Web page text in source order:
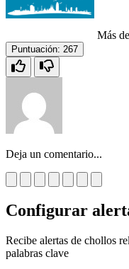
Más
Puntuación: 267
Deja un comentario...
Configurar
Recibe alertas de chollos
palabras clave